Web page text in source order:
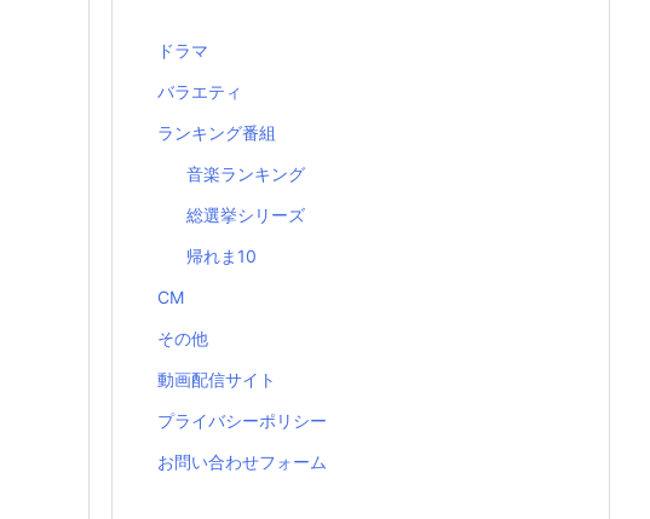
ドラマ
バラエティ
ランキング番組
音楽ランキング
総選挙シリーズ
帰れま10
CM
その他
動画配信サイト
プライバシーポリシー
お問い合わせフォーム